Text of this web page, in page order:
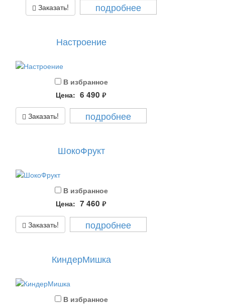
Заказать! подробнее
Настроение
В избранное
Цена: 6 490 руб.
Заказать! подробнее
ШокоФрукт
В избранное
Цена: 7 460 руб.
Заказать! подробнее
КиндерМишка
В избранное